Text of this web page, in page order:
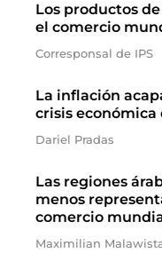
Los productos
el comercio
Corresponsal de IPS
La inflación
crisis económica
Dariel Pradas
Las regiones
menos
comercio
Maximilian